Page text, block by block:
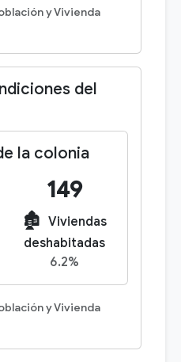
y Vivienda
del
la colonia
149
🏚️ Viviendas
deshabitadas
6.2%
y Vivienda